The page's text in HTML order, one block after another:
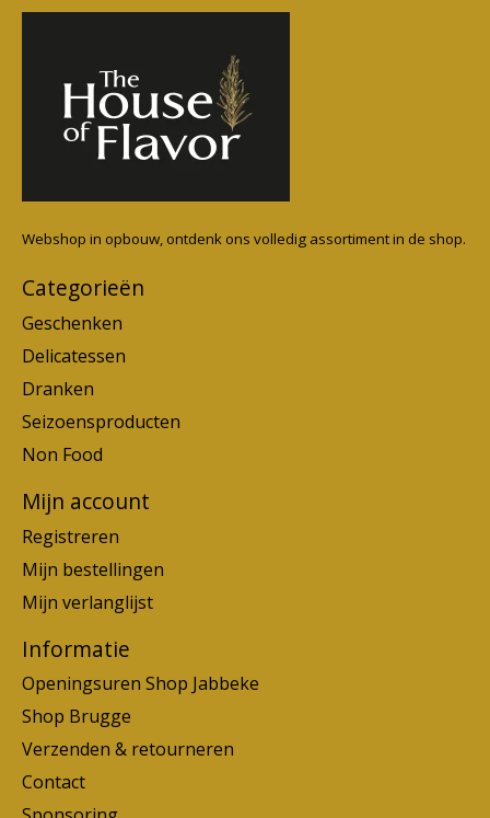
Webshop in opbouw, ontdenk ons volledig assortiment in de shop.
Categorieën
Geschenken
Delicatessen
Dranken
Seizoensproducten
Non Food
Mijn account
Registreren
Mijn bestellingen
Mijn verlanglijst
Informatie
Openingsuren Shop Jabbeke
Shop Brugge
Verzenden & retourneren
Contact